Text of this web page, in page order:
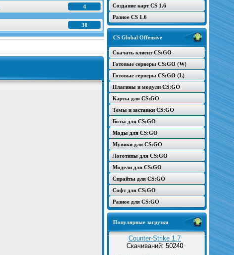
Создание карт CS 1.6
Разное CS 1.6
CS Global Offensive
Скачать клиент CS:GO
Готовые серверы CS:GO (W)
Готовые серверы CS:GO (L)
Плагины и модули CS:GO
Карты для CS:GO
Темы и заставки CS:GO
Боты для CS:GO
Моды для CS:GO
Мувики для CS:GO
Логотипы для CS:GO
Модели для CS:GO
Спрайты для CS:GO
Софт для CS:GO
Разное для CS:GO
Популярные загрузки
Counter-Strike 1.7
Скачиваний: 50240
4
30